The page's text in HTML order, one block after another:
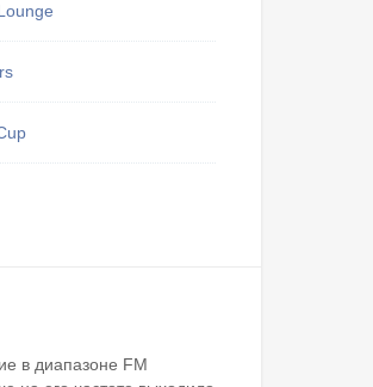
в диапазоне FM